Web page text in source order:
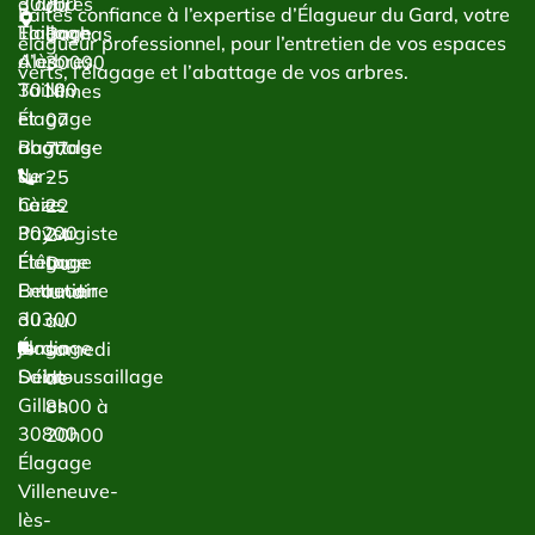
Faites confiance à l’expertise d’Élagueur du Gard, votre
élagueur professionnel, pour l’entretien de vos espaces
verts, l’élagage et l’abattage de vos arbres.
Taillage
d’arbres
Taille
et
abattage
de
haies
Paysagiste
Étêtage
Entretien
du
jardin
Débroussaillage
Élagage
Alès
30100
Élagage
Bagnols-
sur-
Cèze
30200
Élagage
Beaucaire
30300
Élagage
Saint-
Gilles
30800
Élagage
Villeneuve-
lès-
Bachas
30000
Nîmes
07
77
25
22
24
Du
lundi
au
samedi
de
8h00 à
20h00